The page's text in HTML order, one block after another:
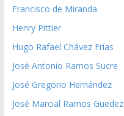
Francisco de Miranda
Henry Pittier
Hugo Rafael Chávez Frías
José Antonio Ramos Sucre
José Gregorio Hernández
José Marcial Ramos Guedez